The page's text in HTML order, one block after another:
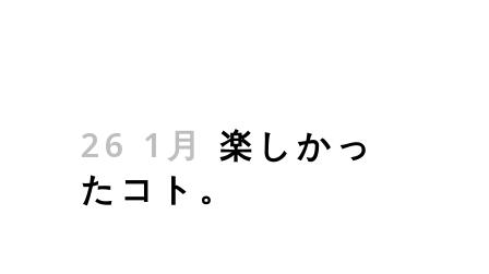
26 1月 楽しかっ
たコト。